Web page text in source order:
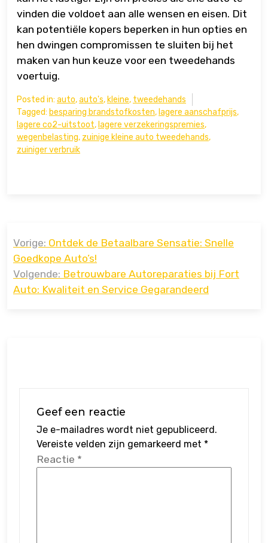
vinden die voldoet aan alle wensen en eisen. Dit
kan potentiële kopers beperken in hun opties en
hen dwingen compromissen te sluiten bij het
maken van hun keuze voor een tweedehands
voertuig.
Posted in: auto,auto's, kleine, tweedehands
Tagged: besparing brandstofkosten, lagere aanschafprijs,
lagere co2-uitstoot, lagere verzekeringspremies,
wegenbelasting, zuinige kleine auto tweedehands,
zuiniger verbruik
navigatie
Vorige: Ontdek de Betaalbare Sensatie: Snelle
Goedkope Auto’s!
Volgende: Betrouwbare Autoreparaties bij Fort
Auto: Kwaliteit en Service Gegarandeerd
Geef een reactie
Je e-mailadres wordt niet gepubliceerd.
Vereiste velden zijn gemarkeerd met *
Reactie *